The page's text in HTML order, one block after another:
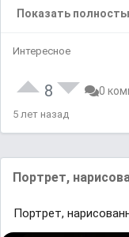
Показать
Интересное
8 0
5 лет назад
Портрет,
Портрет,